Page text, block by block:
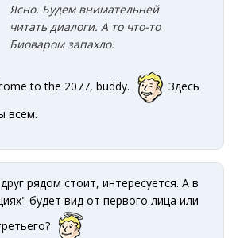
Ясно. Будем внимательней
читать диалоги. А то что-то
Биоваром запахло.
to the 2077, buddy.
Здесь
всем.
рядом стоит, интересуется. А в
будет вид от первого лица или